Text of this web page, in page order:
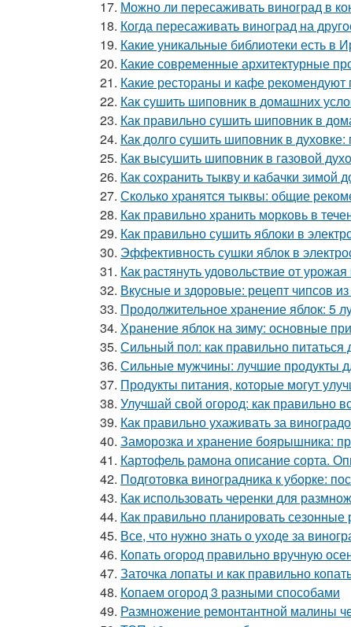
17. Можно ли пересаживать виноград в
18. Когда пересаживать виноград на
19. Какие уникальные библиотеки есть в
20. Какие современные архитектурные
21. Какие рестораны и кафе рекомендуют
22. Как сушить шиповник в домашних
23. Как правильно сушить шиповник в
24. Как долго сушить шиповник в
25. Как высушить шиповник в газовой
26. Как сохранить тыкву и кабачки
27. Сколько хранятся тыквы: общие
28. Как правильно хранить морковь в
29. Как правильно сушить яблоки в
30. Эффективность сушки яблок в
31. Как растянуть удовольствие от
32. Вкусные и здоровые: рецепт чипсов
33. Продолжительное хранение яблок: 5
34. Хранение яблок на зиму: основные
35. Сильный пол: как правильно
36. Сильные мужчины: лучшие продукты
37. Продукты питания, которые могут
38. Улучшай свой огород: как правильно
39. Как правильно ухаживать за
40. Заморозка и хранение боярышника:
41. Картофель рамона описание сорта.
42. Подготовка виноградника к уборке:
43. Как использовать черенки для
44. Как правильно планировать
45. Все, что нужно знать о уходе за
46. Копать огород правильно вручную
47. Заточка лопаты и как правильно
48. Копаем огород 3 разными способами
49. Размножение ремонтантной малины